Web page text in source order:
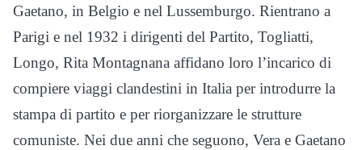
Gaetano, in Belgio e nel Lussemburgo. Rientrano a
Parigi e nel 1932 i dirigenti del Partito, Togliatti,
Longo, Rita Montagnana affidano loro l’incarico di
compiere viaggi clandestini in Italia per introdurre la
stampa di partito e per riorganizzare le strutture
comuniste. Nei due anni che seguono, Vera e Gaetano